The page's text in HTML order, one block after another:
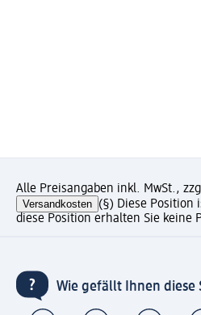
Alle Preisangaben inkl. MwSt.,
Versandkosten (§) Diese Position
diese Position erhalten Sie keine
Wie gefällt Ihnen diese